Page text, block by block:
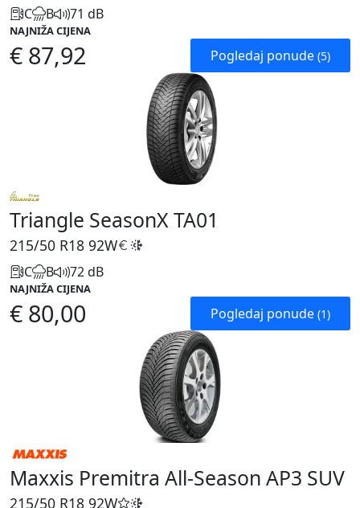
C B 71 dB
NAJNIŽA CIJENA
€ 87,92 Pogledaj ponude (5)
Triangle SeasonX TA01
215/50 R18 92W
C B 72 dB
NAJNIŽA CIJENA
€ 80,00 Pogledaj ponude (1)
Maxxis Premitra All-Season AP3 SUV
215/50 R18 92W